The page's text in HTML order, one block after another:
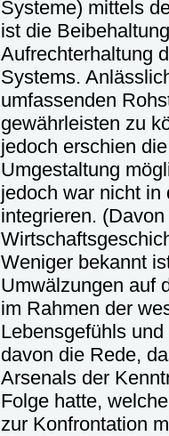
Systeme) mittels
ist die
Aufrechterhaltung
Systems.
umfassenden
gewährleisten zu
jedoch erschien
Umgestaltung
jedoch war nicht in
integrieren.
Weniger bekannt
Umwälzungen auf
im Rahmen der
Lebensgefühls
davon die Rede,
Arsenals der
Folge hatte,
zur Konfrontation